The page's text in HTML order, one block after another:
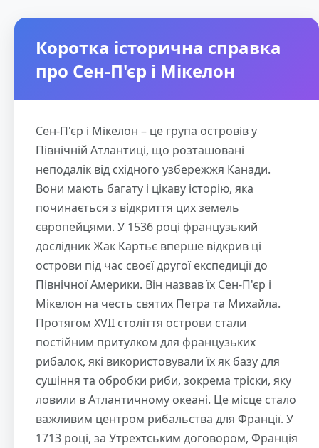
Коротка історична справка
про Сен-П'єр і Мікелон
Сен-П'єр і Мікелон – це група островів у
Північній Атлантиці, що розташовані
неподалік від східного узбережжя Канади.
Вони мають багату і цікаву історію, яка
починається з відкриття цих земель
європейцями. У 1536 році французький
дослідник Жак Картьє вперше відкрив ці
острови під час своєї другої експедиції до
Північної Америки. Він назвав їх Сен-П'єр і
Мікелон на честь святих Петра та Михайла.
Протягом XVII століття острови стали
постійним притулком для французьких
рибалок, які використовували їх як базу для
сушіння та обробки риби, зокрема тріски, яку
ловили в Атлантичному океані. Це місце стало
важливим центром рибальства для Франції. У
1713 році, за Утрехтським договором, Франція